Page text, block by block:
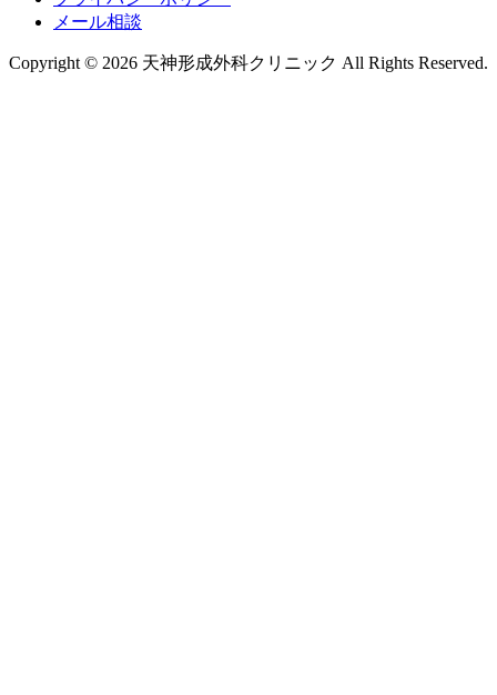
メール相談
Copyright © 2026 天神形成外科クリニック All Rights Reserved.